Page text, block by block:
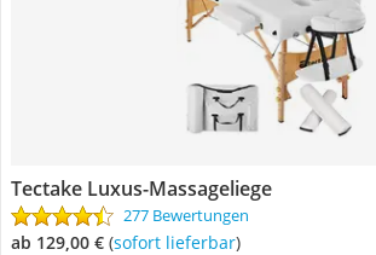
Tectake Luxus-Massageliege
277 Bewertungen
ab 129,00 € ( Sofort lieferbar)